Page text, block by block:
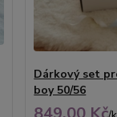
Dárkový set
boy 50/56